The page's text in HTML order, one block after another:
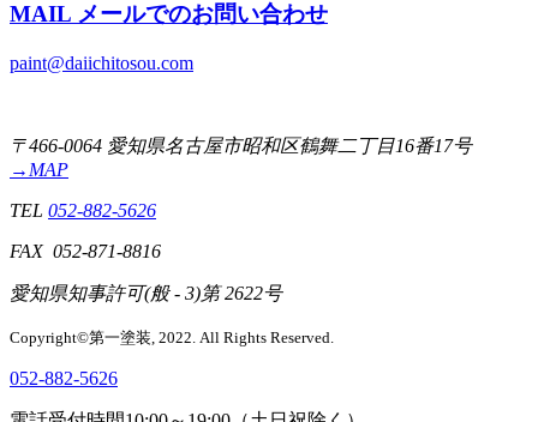
MAIL メールでのお問い合わせ
paint@daiichitosou.com
〒466-0064 愛知県名古屋市昭和区鶴舞二丁目16番17号
→MAP
TEL 052-882-5626
FAX 052-871-8816
愛知県知事許可(般 - 3)第 2622号
Copyright©第一塗装, 2022. All Rights Reserved.
052-882-5626